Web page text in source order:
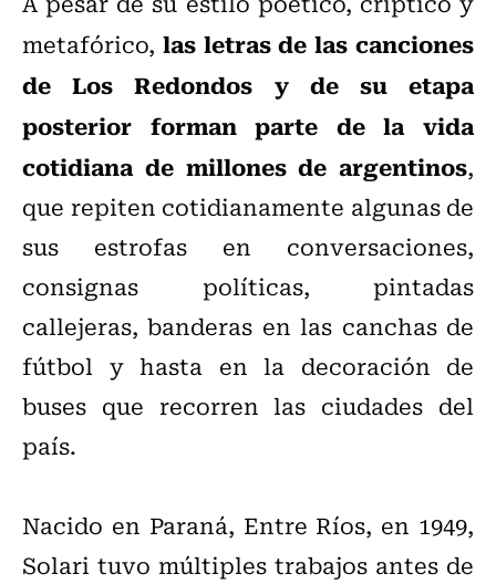
metafórico, las letras de las canciones
de Los Redondos y de su etapa
posterior forman parte de la vida
cotidiana de millones de argentinos,
que repiten cotidianamente algunas de
sus estrofas en conversaciones,
consignas políticas, pintadas
callejeras, banderas en las canchas de
fútbol y hasta en la decoración de
buses que recorren las ciudades del
país.
Nacido en Paraná, Entre Ríos, en 1949,
Solari tuvo múltiples trabajos antes de